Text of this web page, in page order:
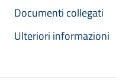
Documenti collegati
Ulteriori informazioni